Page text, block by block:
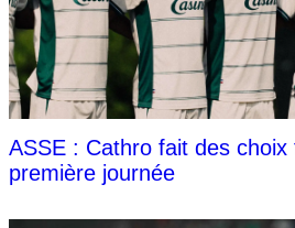
ASSE : Cathro fait des
première journée